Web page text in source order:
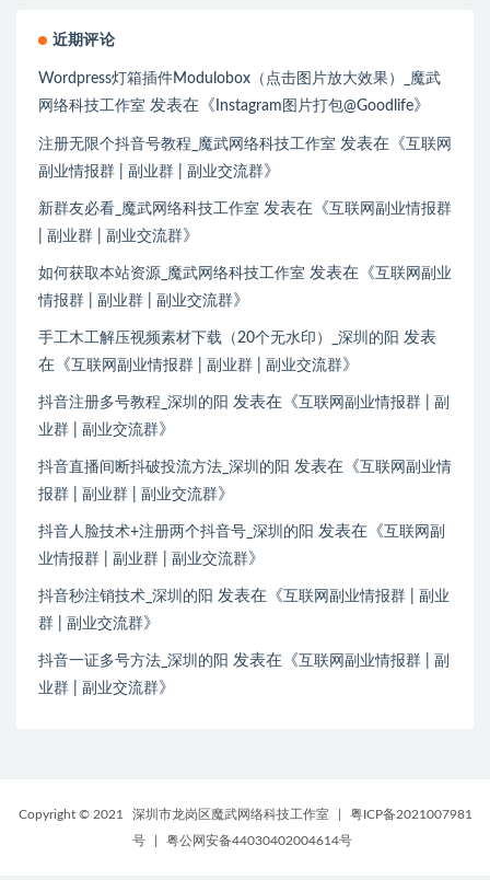
近期评论
Wordpress灯箱插件Modulobox（点击图片放大效果）_魔武
网络科技工作室 发表在《 Instagram图片打包@Goodlife》
注册无限个抖音号教程_魔武网络科技工作室 发表在《互联网
副业情报群 | 副业群 | 副业交流群》
新群友必看_魔武网络科技工作室 发表在《互联网副业情报群
| 副业群 | 副业交流群》
如何获取本站资源_魔武网络科技工作室 发表在《互联网副业
情报群 | 副业群 | 副业交流群》
手工木工解压视频素材下载（20个无水印）_深圳的阳 发表
在《互联网副业情报群 | 副业群 | 副业交流群》
抖音注册多号教程_深圳的阳 发表在《互联网副业情报群 | 副
业群 | 副业交流群》
抖音直播间断抖破投流方法_深圳的阳 发表在《互联网副业情
报群 | 副业群 | 副业交流群》
抖音人脸技术+注册两个抖音号_深圳的阳 发表在《互联网副
业情报群 | 副业群 | 副业交流群》
抖音秒注销技术_深圳的阳 发表在《互联网副业情报群 | 副业
群 | 副业交流群》
抖音一证多号方法_深圳的阳 发表在《互联网副业情报群 | 副
业群 | 副业交流群》
Copyright © 2021 深圳市龙岗区魔武网络科技工作室
粤ICP备2021007981
号
粤公网安备44030402004614号